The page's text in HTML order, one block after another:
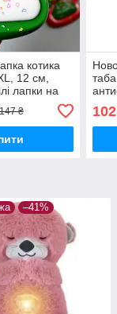
котика
12 см,
лапки на
₴
–41%